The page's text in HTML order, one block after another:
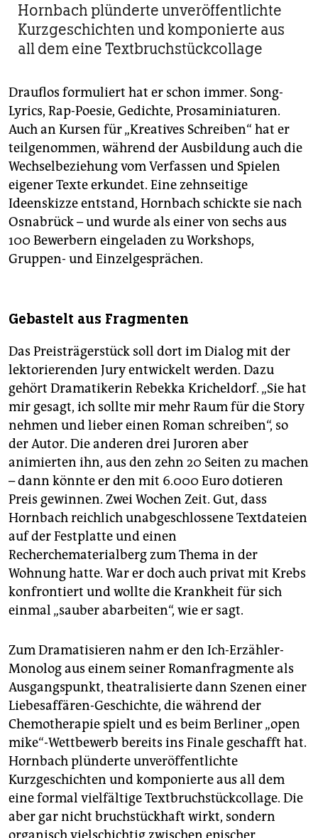
Hornbach plünderte unveröffentlichte
Kurzgeschichten und komponierte aus
all dem eine Textbruchstückcollage
Drauflos formuliert hat er schon immer. Song-
Lyrics, Rap-Poesie, Gedichte, Prosaminiaturen.
Auch an Kursen für „Kreatives Schreiben“ hat er
teilgenommen, während der Ausbildung auch die
Wechselbeziehung vom Verfassen und Spielen
eigener Texte erkundet. Eine zehnseitige
Ideenskizze entstand, Hornbach schickte sie nach
Osnabrück – und wurde als einer von sechs aus
100 Bewerbern eingeladen zu Workshops,
Gruppen- und Einzelgesprächen.
Gebastelt aus Fragmenten
Das Preisträgerstück soll dort im Dialog mit der
lektorierenden Jury entwickelt werden. Dazu
gehört Dramatikerin Rebekka Kricheldorf. „Sie hat
mir gesagt, ich sollte mir mehr Raum für die Story
nehmen und lieber einen Roman schreiben“, so
der Autor. Die anderen drei Juroren aber
animierten ihn, aus den zehn 20 Seiten zu machen
– dann könnte er den mit 6.000 Euro dotieren
Preis gewinnen. Zwei Wochen Zeit. Gut, dass
Hornbach reichlich unabgeschlossene Textdateien
auf der Festplatte und einen
Recherchematerialberg zum Thema in der
Wohnung hatte. War er doch auch privat mit Krebs
konfrontiert und wollte die Krankheit für sich
einmal „sauber abarbeiten“, wie er sagt.
Zum Dramatisieren nahm er den Ich-Erzähler-
Monolog aus einem seiner Romanfragmente als
Ausgangspunkt, theatralisierte dann Szenen einer
Liebesaffären-Geschichte, die während der
Chemotherapie spielt und es beim Berliner „open
mike“-Wettbewerb bereits ins Finale geschafft hat.
Hornbach plünderte unveröffentlichte
Kurzgeschichten und komponierte aus all dem
eine formal vielfältige Textbruchstückcollage. Die
aber gar nicht bruchstückhaft wirkt, sondern